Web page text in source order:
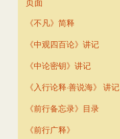
页面
《不凡》简释
《中观四百论》讲记
《中论密钥》讲记
《入行论释·善说海》 讲记
《前行备忘录》目录
《前行广释》